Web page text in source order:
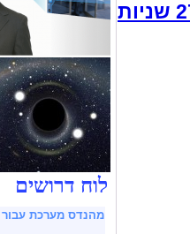
לוח דרושים
מהנדס מערכת עבור KLA Tencor במגדל-העמק